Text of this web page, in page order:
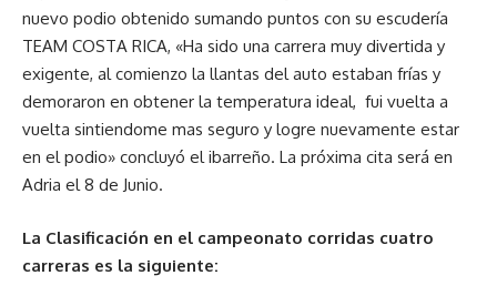
nuevo podio obtenido sumando puntos con su escudería
TEAM COSTA RICA, «Ha sido una carrera muy divertida y
exigente, al comienzo la llantas del auto estaban frías y
demoraron en obtener la temperatura ideal, fui vuelta a
vuelta sintiendome mas seguro y logre nuevamente estar
en el podio» concluyó el ibarreño. La próxima cita será en
Adria el 8 de Junio.
La Clasificación en el campeonato corridas cuatro
carreras es la siguiente: